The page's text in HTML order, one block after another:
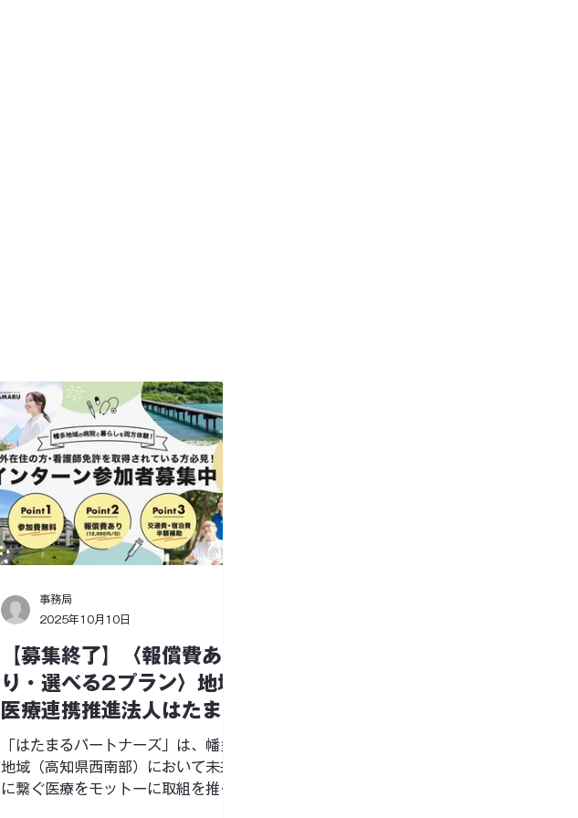
【募集終了】〈報償費あ
り・選べる2プラン〉地域
医療連携推進法人はたまる
パートナーズ インターン
参加者募集中！
「はたまるパートナーズ」は、幡多
地域（高知県西南部）において未来
に繋ぐ医療をモットーに取組を推進
事務局
2025年10月10日